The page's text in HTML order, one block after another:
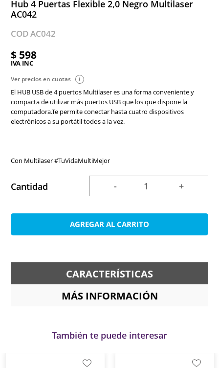
Hub 4 Puertas Flexible 2,0 Negro Multilaser
AC042
COD AC042
$ 598
IVA INC
Ver precios en cuotas
El HUB USB de 4 puertos Multilaser es una forma conveniente y
compacta de utilizar más puertos USB que los que dispone la
computadora.Te permite conectar hasta cuatro dispositivos
electrónicos a su portátil todos a la vez.
Con Multilaser #TuVidaMultiMejor
Cantidad - +
AGREGAR AL CARRITO
CARACTERÍSTICAS
MÁS INFORMACIÓN
También te puede interesar